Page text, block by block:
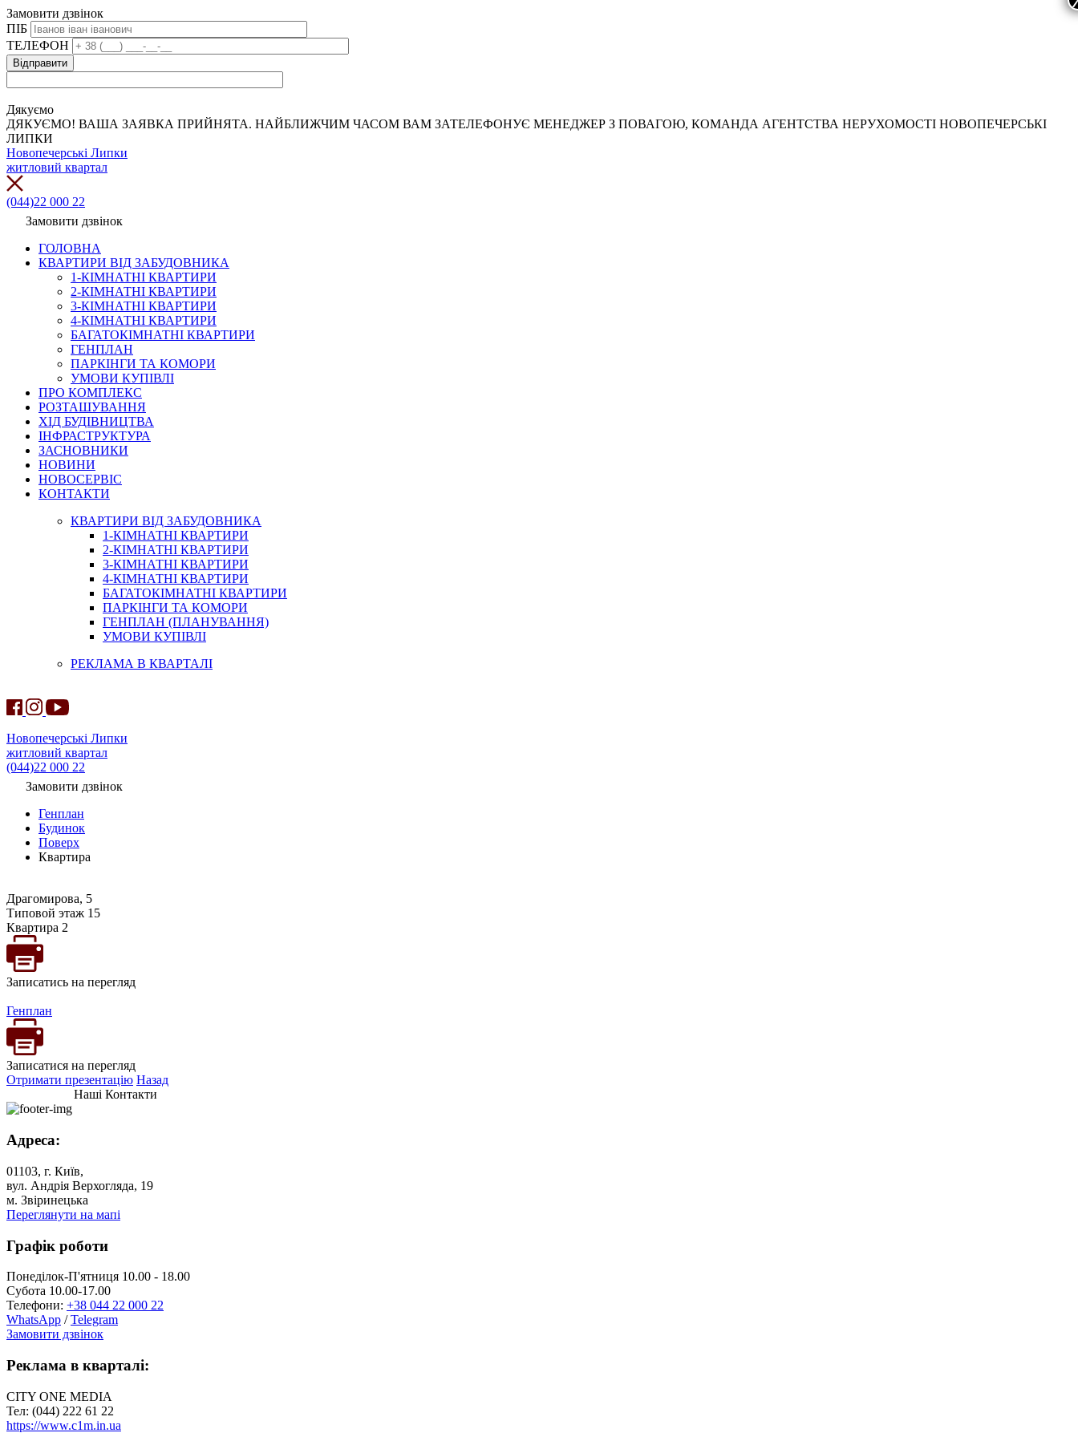
Замовити дзвінок
ПІБ
ТЕЛЕФОН
Дякуємо
ДЯКУЄМО! ВАША ЗАЯВКА ПРИЙНЯТА. НАЙБЛИЖЧИМ ЧАСОМ ВАМ ЗАТЕЛЕФОНУЄ МЕНЕДЖЕР З ПОВАГОЮ, КОМАНДА АГЕНТСТВА НЕРУХОМОСТІ НОВОПЕЧЕРСЬКІ
ЛИПКИ
Новопечерські Липки
житловий квартал
(044)22 000 22
Замовити дзвінок
ГОЛОВНА
КВАРТИРИ ВІД ЗАБУДОВНИКА
1-КІМНАТНІ КВАРТИРИ
2-КІМНАТНІ КВАРТИРИ
3-КІМНАТНІ КВАРТИРИ
4-КІМНАТНІ КВАРТИРИ
БАГАТОКІМНАТНІ КВАРТИРИ
ГЕНПЛАН
ПАРКІНГИ ТА КОМОРИ
УМОВИ КУПІВЛІ
ПРО КОМПЛЕКС
РОЗТАШУВАННЯ
ХІД БУДІВНИЦТВА
ІНФРАСТРУКТУРА
ЗАСНОВНИКИ
НОВИНИ
НОВОСЕРВІС
КОНТАКТИ
КВАРТИРИ ВІД ЗАБУДОВНИКА
1-КІМНАТНІ КВАРТИРИ
2-КІМНАТНІ КВАРТИРИ
3-КІМНАТНІ КВАРТИРИ
4-КІМНАТНІ КВАРТИРИ
БАГАТОКІМНАТНІ КВАРТИРИ
ПАРКІНГИ ТА КОМОРИ
ГЕНПЛАН (ПЛАНУВАННЯ)
УМОВИ КУПІВЛІ
РЕКЛАМА В КВАРТАЛІ
Новопечерські Липки
житловий квартал
(044)22 000 22
Замовити дзвінок
Генплан
Будинок
Поверх
Квартира
Драгомирова, 5
Типовой этаж 15
Квартира 2
Записатись на перегляд
Генплан
Записатися на перегляд
Отримати презентацію Назад
Наші Контакти
Адреса:
01103, г. Київ,
вул. Андрія Верхогляда, 19
м. Звіринецька
Переглянути на мапі
Графік роботи
Понеділок-П'ятниця 10.00 - 18.00
Субота 10.00-17.00
Телефони: +38 044 22 000 22
WhatsApp /Telegram
Замовити дзвінок
Реклама в кварталі:
CITY ONE MEDIA
Тел: (044) 222 61 22
https://www.c1m.in.ua